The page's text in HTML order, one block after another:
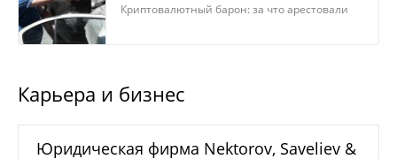
Криптовалютный барон: за что арестовали
Карьера и бизнес
Юридическая фирма Nektorov, Saveliev &